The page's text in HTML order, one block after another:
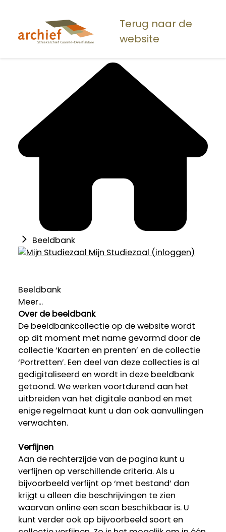
naar
Terug naar de
website
Beeldbank
Mijn Studiezaal (inloggen)
Beeldbank
Meer...
Over de beeldbank
De beeldbankcollectie op de website wordt
op dit moment met name gevormd door de
collectie ‘Kaarten en prenten’ en de collectie
‘Portretten’. Een deel van deze collecties is al
gedigitaliseerd en wordt in deze beeldbank
getoond. We werken voortdurend aan het
uitbreiden van het digitale aanbod en met
enige regelmaat kunt u dan ook aanvullingen
verwachten.
Verfijnen
Aan de rechterzijde van de pagina kunt u
verfijnen op verschillende criteria. Als u
bijvoorbeeld verfijnt op ‘met bestand’ dan
krijgt u alleen die beschrijvingen te zien
waarvan online een scan beschikbaar is. U
kunt verder ook op bijvoorbeeld soort en